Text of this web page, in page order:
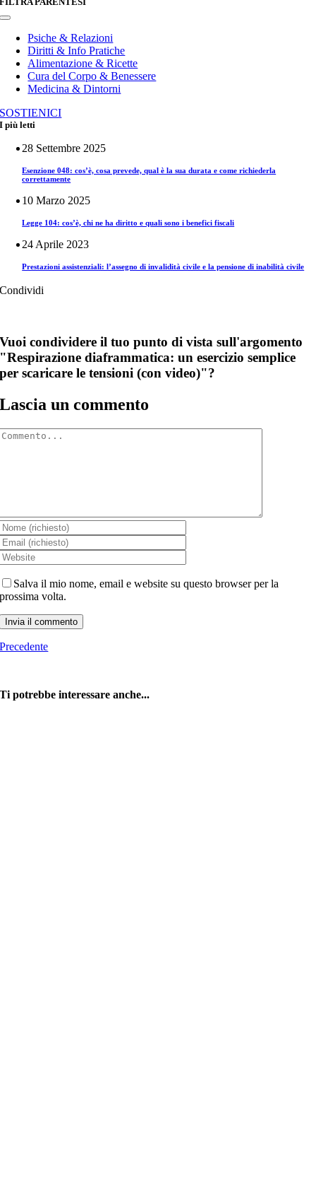
Toggle
NavigationPsiche & Relazioni
Diritti & Info Pratiche
Alimentazione & Ricette
Cura del Corpo & Benessere
Medicina & Dintorni
SOSTIENICI
I più letti
28 Settembre 2025
Esenzione 048: cos’è, cosa prevede, qual è la sua durata e come richiederla
correttamente
10 Marzo 2025
Legge 104: cos’è, chi ne ha diritto e quali sono i benefici fiscali
24 Aprile 2023
Prestazioni assistenziali: l’assegno di invalidità civile e la pensione di inabilità civile
Condividi
Vuoi condividere il tuo punto di vista sull'argomento
"Respirazione diaframmatica: un esercizio semplice
per scaricare le tensioni (con video)"?
Lascia un commento
Salva il mio nome, email e website su questo browser per la
prossima volta.
Precedente
Ti potrebbe interessare anche...